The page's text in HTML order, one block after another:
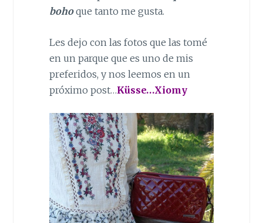
bohoque tanto me gusta.
Les dejo con las fotos que las tomé
en un parque que es uno de mis
preferidos, y nos leemos en un
próximo post…Küsse…Xiomy